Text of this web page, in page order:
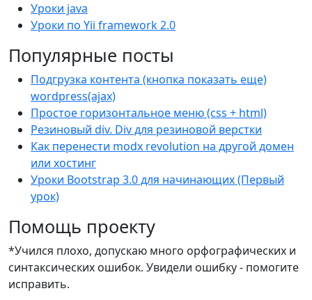
Уроки java
Уроки по Yii framework 2.0
Популярные посты
Подгрузка контента (кнопка показать еще)
wordpress(ajax)
Простое горизонтальное меню (css + html)
Резиновый div. Div для резиновой верстки
Как перенести modx revolution на другой домен
или хостинг
Уроки Bootstrap 3.0 для начинающих (Первый
урок)
Помощь проекту
*Учился плохо, допускаю много орфографических и
синтаксических ошибок. Увидели ошибку - помогите
исправить.